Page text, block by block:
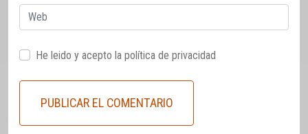
Web
He leido y acepto la política de privacidad